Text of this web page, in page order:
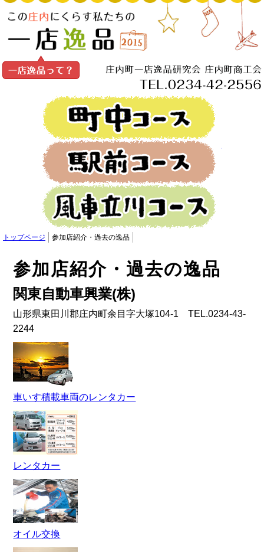
トップページ 参加店紹介・過去の逸品
参加店紹介・過去の逸品
関東自動車興業(株)
山形県東田川郡庄内町余目字大塚104-1 TEL.0234-43-
2244
車いす積載車両のレンタカー
レンタカー
オイル交換